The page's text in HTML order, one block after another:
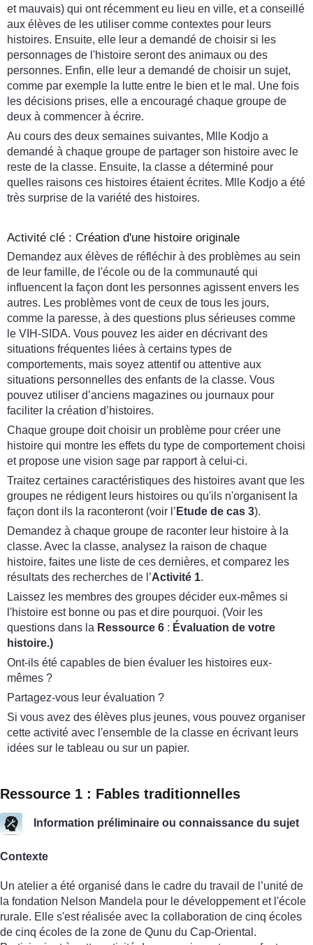
et mauvais) qui ont récemment eu lieu en ville, et a conseillé
aux élèves de les utiliser comme contextes pour leurs
histoires. Ensuite, elle leur a demandé de choisir si les
personnages de l'histoire seront des animaux ou des
personnes. Enfin, elle leur a demandé de choisir un sujet,
comme par exemple la lutte entre le bien et le mal. Une fois
les décisions prises, elle a encouragé chaque groupe de
deux à commencer à écrire.
Au cours des deux semaines suivantes, Mlle Kodjo a
demandé à chaque groupe de partager son histoire avec le
reste de la classe. Ensuite, la classe a déterminé pour
quelles raisons ces histoires étaient écrites. Mlle Kodjo a été
très surprise de la variété des histoires.
Activité clé : Création d'une histoire originale
Demandez aux élèves de réfléchir à des problèmes au sein
de leur famille, de l'école ou de la communauté qui
influencent la façon dont les personnes agissent envers les
autres. Les problèmes vont de ceux de tous les jours,
comme la paresse, à des questions plus sérieuses comme
le VIH-SIDA. Vous pouvez les aider en décrivant des
situations fréquentes liées à certains types de
comportements, mais soyez attentif ou attentive aux
situations personnelles des enfants de la classe. Vous
pouvez utiliser d’anciens magazines ou journaux pour
faciliter la création d’histoires.
Chaque groupe doit choisir un problème pour créer une
histoire qui montre les effets du type de comportement choisi
et propose une vision sage par rapport à celui-ci.
Traitez certaines caractéristiques des histoires avant que les
groupes ne rédigent leurs histoires ou qu'ils n'organisent la
façon dont ils la raconteront (voir l’ Etude de cas 3).
Demandez à chaque groupe de raconter leur histoire à la
classe. Avec la classe, analysez la raison de chaque
histoire, faites une liste de ces dernières, et comparez les
résultats des recherches de l’Activité 1.
Laissez les membres des groupes décider eux-mêmes si
l'histoire est bonne ou pas et dire pourquoi. (Voir les
questions dans la Ressource 6 : Évaluation de votre
histoire.)
Ont-ils été capables de bien évaluer les histoires eux-
mêmes ?
Partagez-vous leur évaluation ?
Si vous avez des élèves plus jeunes, vous pouvez organiser
cette activité avec l'ensemble de la classe en écrivant leurs
idées sur le tableau ou sur un papier.
Ressource 1 : Fables traditionnelles
Information préliminaire ou connaissance du sujet
Contexte
Un atelier a été organisé dans le cadre du travail de l’unité de
la fondation Nelson Mandela pour le développement et l'école
rurale. Elle s'est réalisée avec la collaboration de cinq écoles
de cinq écoles de la zone de Qunu du Cap-Oriental.